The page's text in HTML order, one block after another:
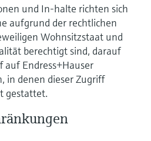
und
finden
Eisen,und In-halte richten sich
aufgrund der rechtlichen
Wohnsitzstaat und
berechtigt sind, darauf
Endress+Hauser
in denen dieser Zugriff
gestattet.